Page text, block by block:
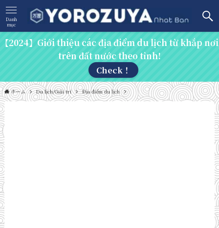
Danh
mục
【2024】Giới thiệu các địa điểm du lịch từ khắp nơi
trên đất nước theo tỉnh!
Check！
ホーム Du lịch/Giải trí Địa điểm du lịch